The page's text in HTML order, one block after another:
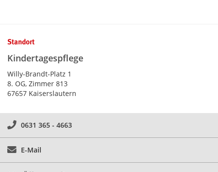
Standort
Kindertagespflege
Willy-Brandt-Platz 1
8. OG, Zimmer 813
67657 Kaiserslautern
0631 365 - 4663
E-Mail